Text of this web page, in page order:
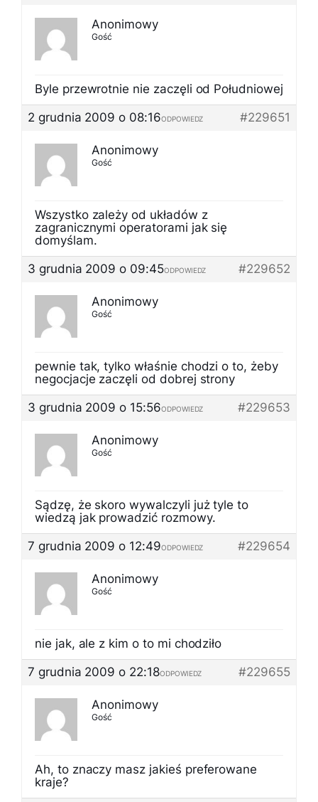
Anonimowy
Gość
Byle przewrotnie nie zaczęli od Południowej
2 grudnia 2009 o 08:16
#229651
ODPOWIEDZ
Anonimowy
Gość
Wszystko zależy od układów z
zagranicznymi operatorami jak się
domyślam.
3 grudnia 2009 o 09:45
#229652
ODPOWIEDZ
Anonimowy
Gość
pewnie tak, tylko właśnie chodzi o to, żeby
negocjacje zaczęli od dobrej strony
3 grudnia 2009 o 15:56
#229653
ODPOWIEDZ
Anonimowy
Gość
Sądzę, że skoro wywalczyli już tyle to
wiedzą jak prowadzić rozmowy.
7 grudnia 2009 o 12:49
#229654
ODPOWIEDZ
Anonimowy
Gość
nie jak, ale z kim o to mi chodziło
7 grudnia 2009 o 22:18
#229655
ODPOWIEDZ
Anonimowy
Gość
Ah, to znaczy masz jakieś preferowane
kraje?